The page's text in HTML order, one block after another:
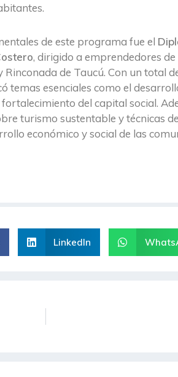
de este programa fue el
, dirigido a emprendedores de
de Taucú. Con un total
temas esenciales como el
del capital social.
turismo sustentable y técnicas
económico y social de las
LinkedIn